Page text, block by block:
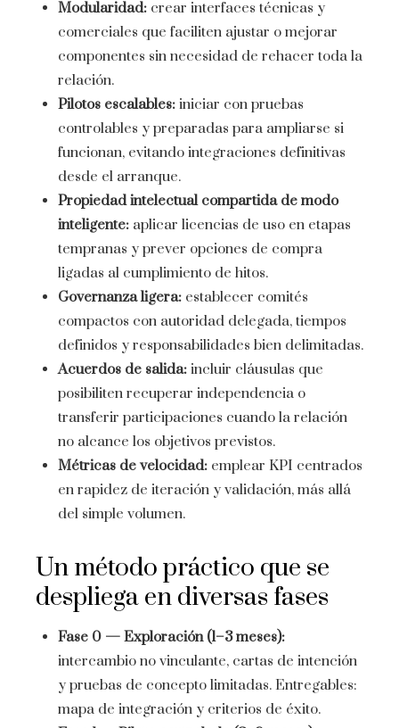
Modularidad: crear interfaces técnicas y
comerciales que faciliten ajustar o mejorar
componentes sin necesidad de rehacer toda la
relación.
Pilotos escalables: iniciar con pruebas
controlables y preparadas para ampliarse si
funcionan, evitando integraciones definitivas
desde el arranque.
Propiedad intelectual compartida de modo
inteligente: aplicar licencias de uso en etapas
tempranas y prever opciones de compra
ligadas al cumplimiento de hitos.
Governanza ligera: establecer comités
compactos con autoridad delegada, tiempos
definidos y responsabilidades bien delimitadas.
Acuerdos de salida: incluir cláusulas que
posibiliten recuperar independencia o
transferir participaciones cuando la relación
no alcance los objetivos previstos.
Métricas de velocidad: emplear KPI centrados
en rapidez de iteración y validación, más allá
del simple volumen.
Un método práctico que se
despliega en diversas fases
Fase 0 — Exploración (1–3 meses):
intercambio no vinculante, cartas de intención
y pruebas de concepto limitadas. Entregables:
mapa de integración y criterios de éxito.